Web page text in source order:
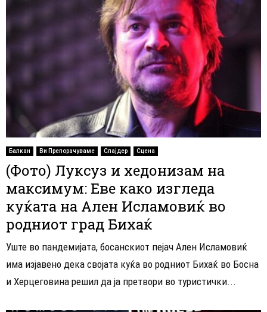
Балкан Ви Препорачуваме Слајдер Сцена
(Фото) Луксуз и хедонизам на
максимум: Еве како изгледа
куќата на Ален Исламовиќ во
родниот град Бихаќ
Уште во пандемијата, босанскиот пејач Ален Исламовиќ
има изјавено дека својата куќа во родниот Бихаќ во Босна
и Херцеговина решил да ја претвори во туристички...